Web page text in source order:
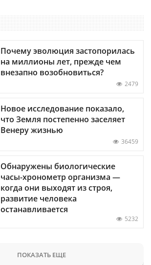
Почему эволюция застопорилась
на миллионы лет, прежде чем
внезапно возобновиться?
2479
Новое исследование показало,
что Земля постепенно заселяет
Венеру жизнью
36459
Обнаружены биологические
часы-хронометр организма —
когда они выходят из строя,
развитие человека
останавливается
5232
ПОКАЗАТЬ ЕЩЕ